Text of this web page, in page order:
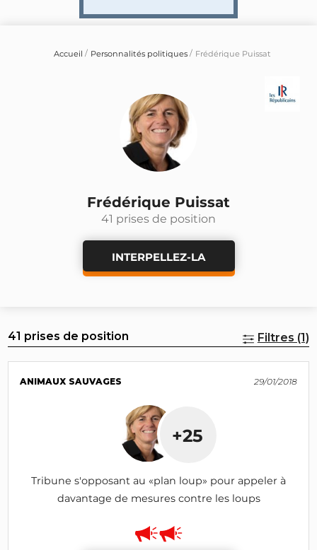
Accueil Personnalités politiques Frédérique Puissat
Frédérique Puissat
41 prises de position
INTERPELLEZ-LA
41 prises de position Filtres (1)
ANIMAUX SAUVAGES 29/01/2018
+25
Tribune s'opposant au «plan loup» pour appeler à
davantage de mesures contre les loups